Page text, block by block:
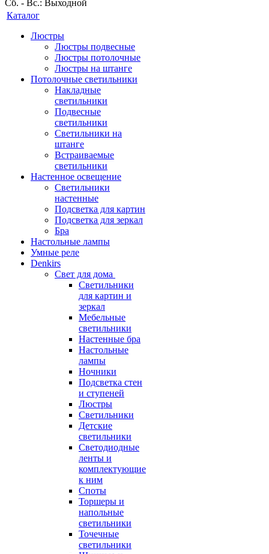
Сб. - Вс.: Выходной
Каталог
Люстры
Люстры подвесные
Люстры потолочные
Люстры на штанге
Потолочные светильники
Накладные
светильники
Подвесные
светильники
Светильники на
штанге
Встраиваемые
светильники
Настенное освещение
Светильники
настенные
Подсветка для картин
Подсветка для зеркал
Бра
Настольные лампы
Умные реле
Denkirs
Свет для дома
Светильники
для картин и
зеркал
Мебельные
светильники
Настенные бра
Настольные
лампы
Ночники
Подсветка стен
и ступеней
Люстры
Светильники
Детские
светильники
Светодиодные
ленты и
комплектующие
к ним
Споты
Торшеры и
напольные
светильники
Точечные
светильники